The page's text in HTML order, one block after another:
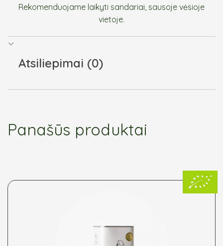
Rekomenduojame laikyti sandariai, sausoje vėsioje
vietoje.
Atsiliepimai (0)
Panašūs produktai